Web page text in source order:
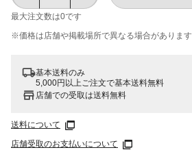
最大注文数は0です
※価格は​店舗や​掲載場所で​異なる​場合が​あります
基本送料のみ
5,000円以上ご注文で基本送料無料
店舗での受取は送料無料
送料について
店舗受取のお支払いについて